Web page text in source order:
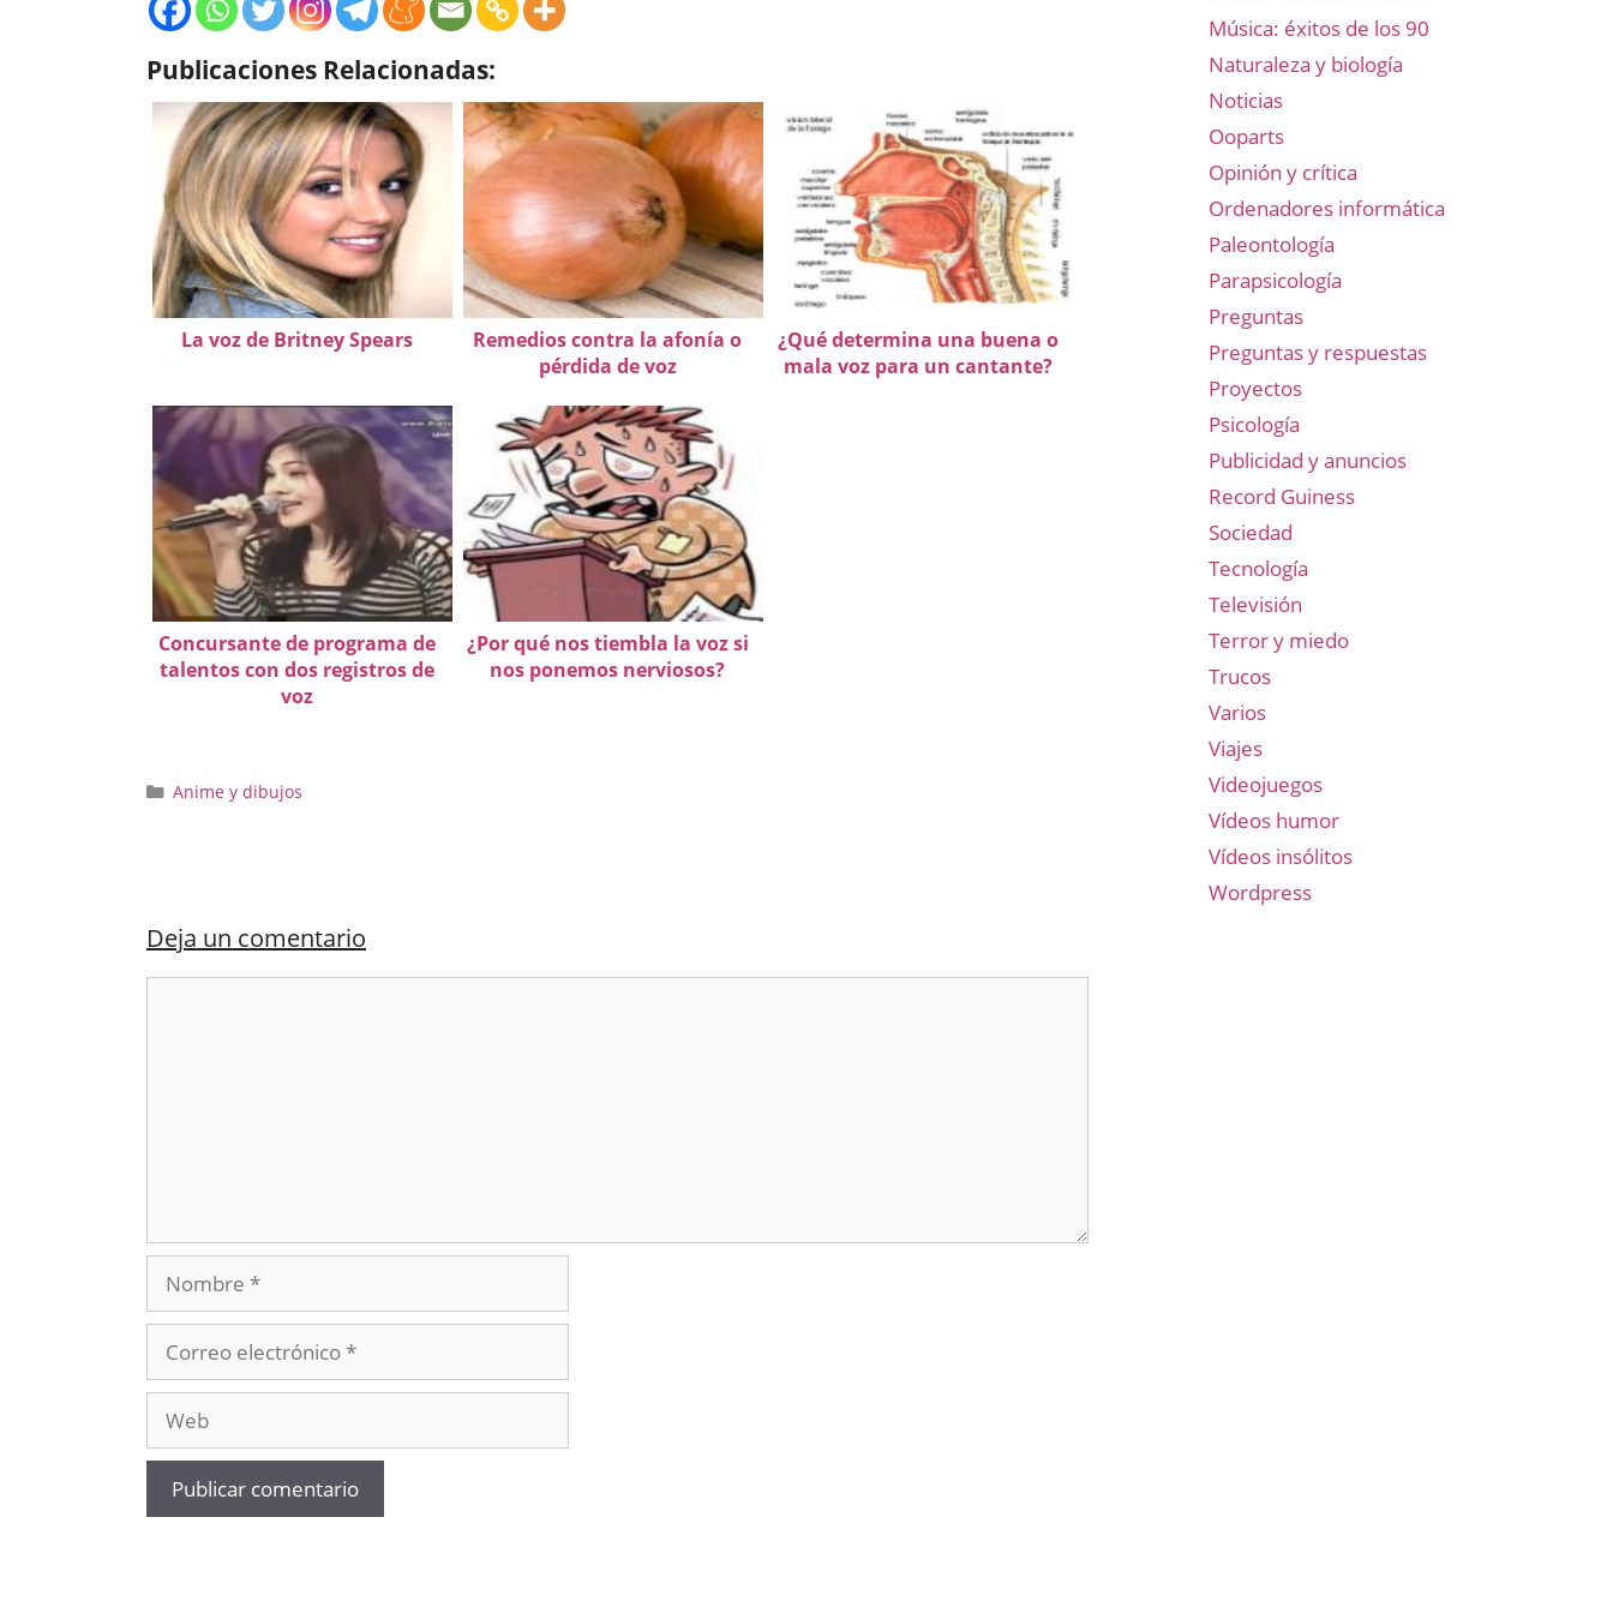
Publicaciones Relacionadas:
La voz de Britney Spears
Remedios contra la afonía o
pérdida de voz
¿Qué determina una buena o
mala voz para un cantante?
Concursante de programa de
talentos con dos registros de
voz
¿Por qué nos tiembla la voz si
nos ponemos nerviosos?
Categorías
Anime y dibujos
Deja un comentario
Nombre
electrónico
Música: éxitos de los 90
Naturaleza y biología
Noticias
Ooparts
Opinión y crítica
Ordenadores informática
Paleontología
Parapsicología
Preguntas
Preguntas y respuestas
Proyectos
Psicología
Publicidad y anuncios
Record Guiness
Sociedad
Tecnología
Televisión
Terror y miedo
Trucos
Varios
Viajes
Videojuegos
Vídeos humor
Vídeos insólitos
Wordpress